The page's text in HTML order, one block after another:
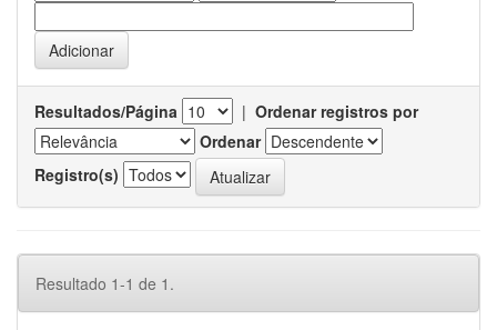
Resultados/Página | Ordenar registros por
Ordenar
Registro(s)
Resultado 1-1 de 1.